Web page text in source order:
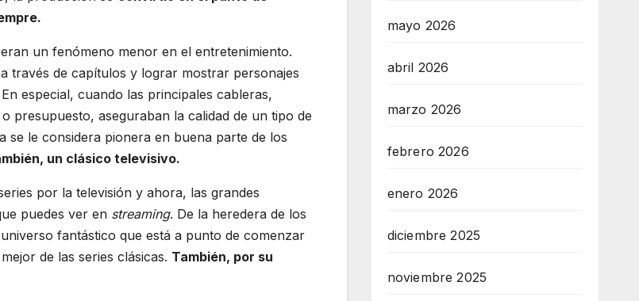
un fenómeno menor en el entretenimiento.
través de capítulos y lograr mostrar personajes
especial, cuando las principales cableras,
presupuesto, aseguraban la calidad de un tipo de
se le considera pionera en buena parte de los
un clásico televisivo.
por la televisión y ahora, las grandes
puedes ver en streaming. De la heredera de los
fantástico que está a punto de comenzar
de las series clásicas. También, por su
mayo 2026
abril 2026
marzo 2026
febrero 2026
enero 2026
diciembre 2025
noviembre 2025